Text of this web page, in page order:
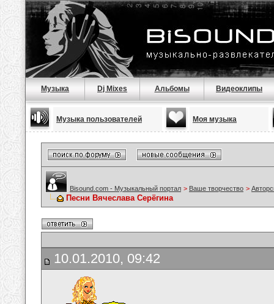
Музыка Dj Mixes Альбомы Видеоклипы
Музыка пользователей Моя музыка
Bisound.com - Музыкальный портал > Ваше творчество >
Песни Вячеслава Серёгина
10.01.2010, 09:42